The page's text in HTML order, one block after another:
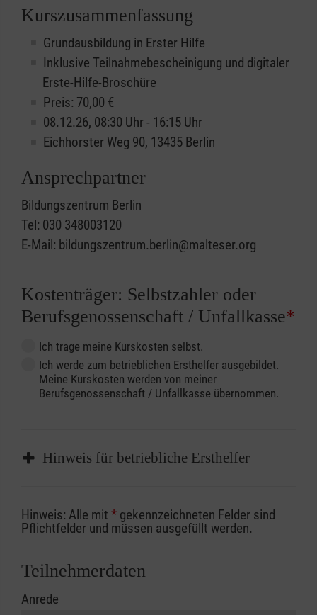
Kurszusammenfassung
Grundausbildung in Erster Hilfe
Inklusive Teilnahmebescheinigung und digitaler
Erste-Hilfe-Broschüre
Preis: 70,00 €
08.12.26, 08:30 Uhr - 16:15 Uhr
Eichhorster Weg 90, 13435 Berlin
Ansprechpartner
Bildungszentrum Berlin
Tel: 030 348003120
E-Mail: bildungszentrum.berlin@malteser.org
Kostenträger: Selbstzahler oder
Berufsgenossenschaft / Unfallkasse*
Ich trage meine Kurskosten selbst.
Ich werde zum betrieblichen Ersthelfer ausgebildet.
Meine Kurskosten werden von meiner
Berufsgenossenschaft / Unfallkasse übernommen.
Hinweis für betriebliche Ersthelfer
Sofern Sie ein Kostenübernahmeverfahren
Ihrer Berufsgenossenschaft / Unfallkasse
Abrechnungsunterlagen spätestens zu
erfolgt eine Abrechnung der vollen Kursgebühr
Hinweis: Alle mit * gekennzeichneten Felder sind
Pflichtfelder und müssen ausgefüllt werden.
Teilnehmerdaten
Anrede